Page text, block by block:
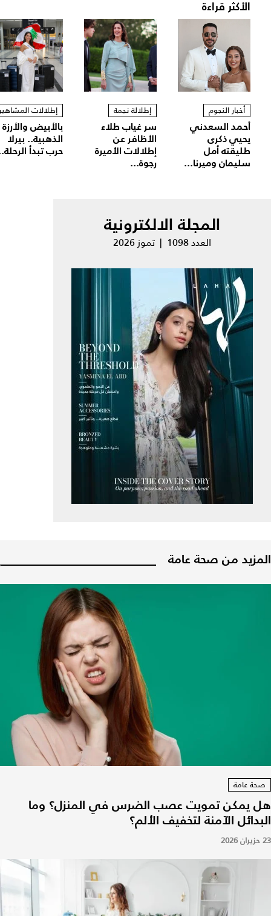
الأكثر قراءة
أخبار النجوم
أحمد السعدني
يحيي ذكرى
طليقته أمل
سليمان وميرنا...
إطلالة نجمة
سر غياب طلاء
الأظافر عن
إطلالات الأميرة
رجوة...
إطلالات
بالأبيض والأرزة
الذهبية.. بيرلا
حرب تبدأ
المجلة الالكترونية
العدد 1098 | تموز 2026
المزيد من صحة عامة
صحة عامة
هل يمكن تمويت عصب الضرس في المنزل؟ وما
البدائل الآمنة لتخفيف الألم؟
23 حزيران 2026